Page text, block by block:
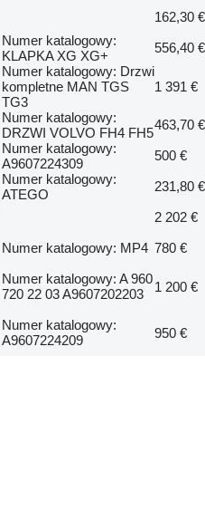
162,30 €
Numer katalogowy:
KLAPKA XG XG+
556,40 €
Numer katalogowy: Drzwi
kompletne MAN TGS
TG3
1 391 €
Numer katalogowy:
DRZWI VOLVO FH4 FH5
463,70 €
Numer katalogowy:
A9607224309
500 €
Numer katalogowy:
ATEGO
231,80 €
2 202 €
Numer katalogowy: MP4 780 €
Numer katalogowy: A 960
720 22 03 A9607202203
1 200 €
Numer katalogowy:
A9607224209
950 €